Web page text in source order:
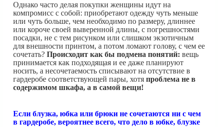
Однако часто делая покупки женщины идут на
компромисс с собой: приобретают одежду чуть меньше
или чуть больше, чем необходимо по размеру, длиннее
или короче своей выверенной длины, с погрешностями
посадки, не с тем рисунком или слишком экзотичным
для внешности принтом, а потом ломают голову, с чем ее
сочетать? Происходит как бы подмена понятий: вещь
принимается как подходящая и ее даже планируют
носить, а несочетаемость списывают на отсутствие в
гардеробе соответствующей пары, хотя проблема не в
содержимом шкафа, а в самой вещи!
Если блузка, юбка или брюки не сочетаются ни с чем
в гардеробе, вероятнее всего, что дело в юбке, блузке